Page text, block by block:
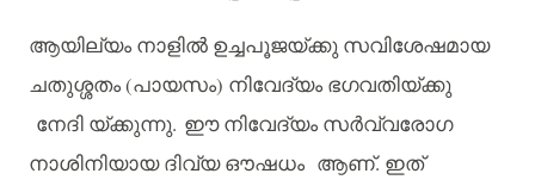
ആയില്യം നാളിൽ ഉച്ചപൂജയ്ക്കു സവിശേഷമായ
ചതുശ്ശതം(പായസം) നിവേദ്യം ഭഗവതിയ്ക്കു
നേദി യ്ക്കുന്നു. ഈ നിവേദ്യം സർവ്വരോഗ
നാശിനിയായ ദിവ്യ ഔഷധം ആണ്. ഇത്